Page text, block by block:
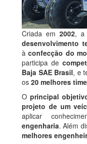
Criada em2002, a
desenvolvimento
àconfecção do
participa de
Baja SAE Brasil, e
os 20 melhores
O principal
projeto de um
aplicar
engenharia. Além
melhores